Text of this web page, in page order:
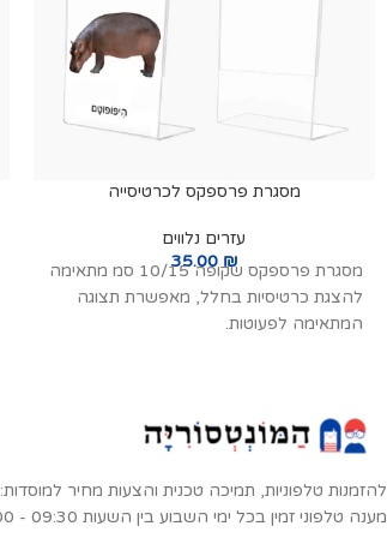
מסגרת פרספקס לכרטיסייה
עזרים נלווים
35.00₪
מסגרת פרספקס שקופה 10/15 סמ מתאימה
להצגת כרטיסיות בחלל, מאפשרת תצוגה
המתאימה לפעוטות.
להזמנות טלפוניות, תמיכה טכנית והצעות מחיר למוסדות:
מענה טלפוני זמין בכל ימי השבוע בין השעות 09:30 - 22:00